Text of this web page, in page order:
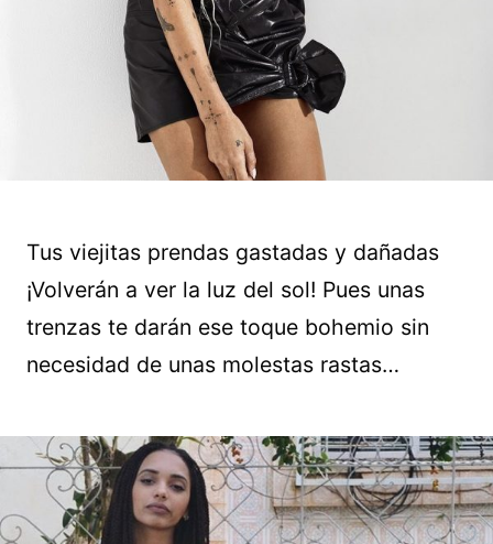
Tus viejitas prendas gastadas y dañadas
¡Volverán a ver la luz del sol! Pues unas
trenzas te darán ese toque bohemio sin
necesidad de unas molestas rastas…